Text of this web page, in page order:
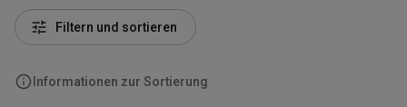
Informationen zur Sortierung
Filtern und sortieren